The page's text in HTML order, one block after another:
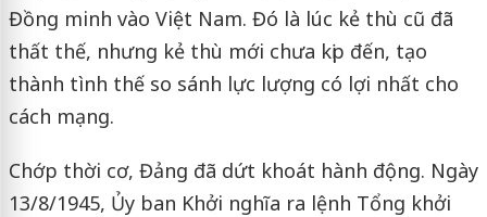
Đồng minh vào Việt Nam. Đó là lúc kẻ thù cũ đã
thất thế, nhưng kẻ thù mới chưa kịp đến, tạo
thành tình thế so sánh lực lượng có lợi nhất cho
cách mạng.
Chớp thời cơ, Đảng đã dứt khoát hành động. Ngày
13/8/1945, Ủy ban Khởi nghĩa ra lệnh Tổng khởi